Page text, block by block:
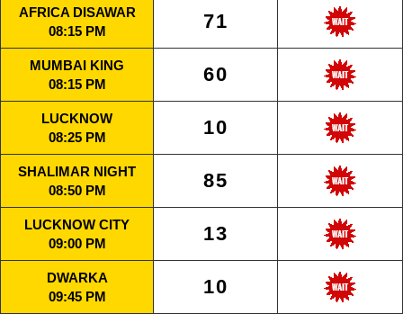
AFRICA DISAWAR
08:15 PM
71
MUMBAI KING
08:15 PM
60
LUCKNOW
08:25 PM
10
SHALIMAR NIGHT
08:50 PM
85
LUCKNOW CITY
09:00 PM
13
DWARKA
09:45 PM
10